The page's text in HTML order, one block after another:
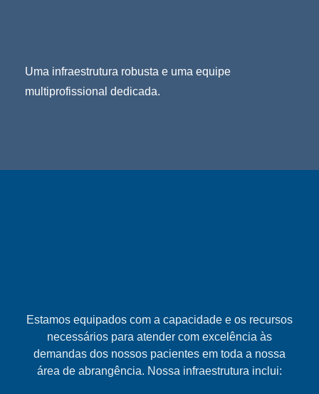
Uma infraestrutura robusta e uma equipe
multiprofissional dedicada.
Estamos equipados com a capacidade e os recursos
necessários para atender com excelência às
demandas dos nossos pacientes em toda a nossa
área de abrangência. Nossa infraestrutura inclui: